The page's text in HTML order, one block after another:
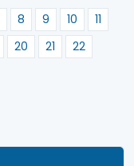
8 9 10
11
20 21
22